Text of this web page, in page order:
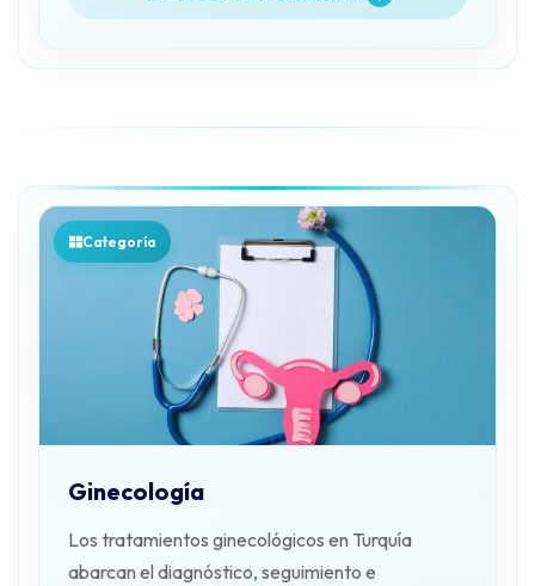
pacientes.
Categoría
Ginecología
Los tratamientos ginecológicos en Turquía
abarcan el diagnóstico, seguimiento e